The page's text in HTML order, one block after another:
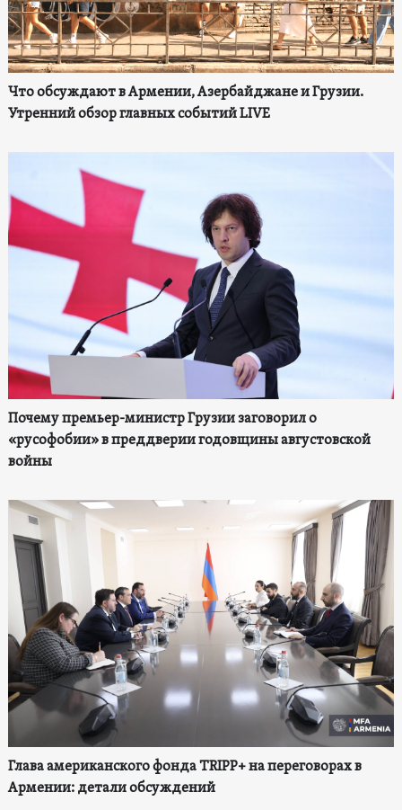
Что обсуждают в Армении, Азербайджане и Грузии.
Утренний обзор главных событий LIVE
Почему премьер-министр Грузии заговорил о
«русофобии» в преддверии годовщины августовской
войны
Глава американского фонда TRIPP+ на переговорах в
Армении: детали обсуждений